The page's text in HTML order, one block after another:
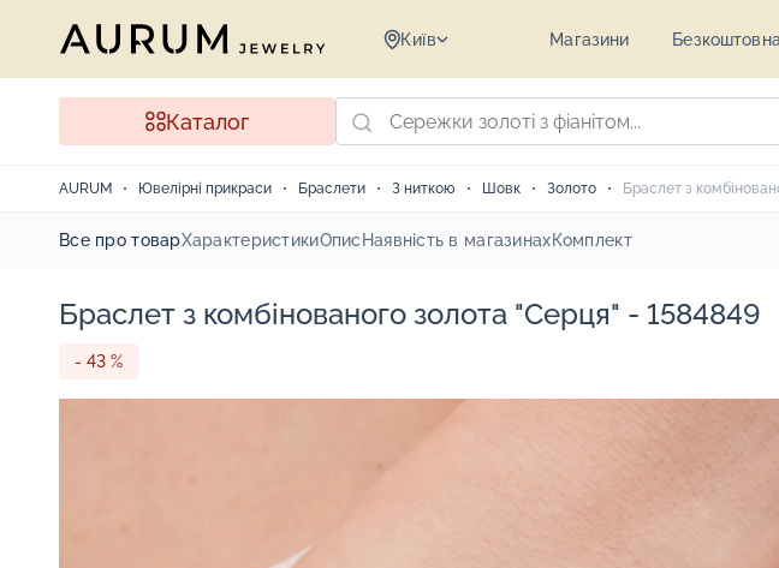
Київ Магазини
Каталог
AURUM Ювелірні прикраси Браслети З ниткою Шовк Золото Браслет з
Все про товарХарактеристикиОпис Наявність в магазинахКомплект
Браслет з комбінованого золота "Серця" - 1584849
- 43 %